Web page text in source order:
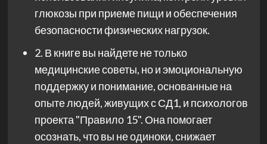
глюкозы при приеме пищи и обеспечения
безопасности физических нагрузок.
2. В книге вы найдете не только
медицинские советы, но и эмоциональную
поддержку и понимание, основанные на
опыте людей, живущих с СД1, и психологов
проекта "Правило 15". Она помогает
осознать, что вы не одиноки, снижает